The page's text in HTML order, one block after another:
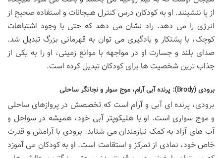
از پا ننشینند. او به کودکان درس کنترل هیجانات و استفاده صحیح از
انرژی را می دهد. راد نشان می دهد که حتی با وجود اشتباهات
کوچک، با پشتکار و یادگیری می توان به قهرمانی بزرگ تبدیل شد.
صدای بلند و جسارت او در مواجهه با موانع زمینی، او را به یکی از
جذاب ترین شخصیت ها برای کودکان تبدیل کرده است.
برودی (Brody): پرنده آبی آرام، موج سوار و نجاتگر ساحلی
برودی، پرنده ای آبی و آرام است که تخصصش در پروازهای ساحلی
و موج سواری است. او با هلیکوپتر آبی خود، همیشه در سواحل و
آب های آزاد به کمک نیازمندان می شتابد. برودی با آرامش و قدرت
خاص خود، نمادی از تمرکز و استقامت است. او به کودکان می آموزد